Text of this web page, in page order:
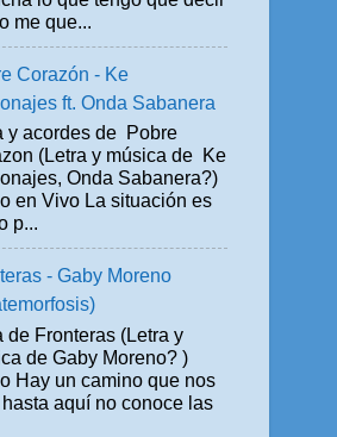
me que...
Corazón - Ke
ft. Onda Sabanera
y acordes de Pobre
(Letra y música de Ke
Onda Sabanera?)
en Vivo La situación es
p...
- Gaby Moreno
de Fronteras (Letra y
de Gaby Moreno? )
Hay un camino que nos
aquí no conoce las